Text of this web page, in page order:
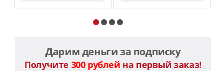
Дарим деньги за подписку
Получите 300 рублей на первый заказ!